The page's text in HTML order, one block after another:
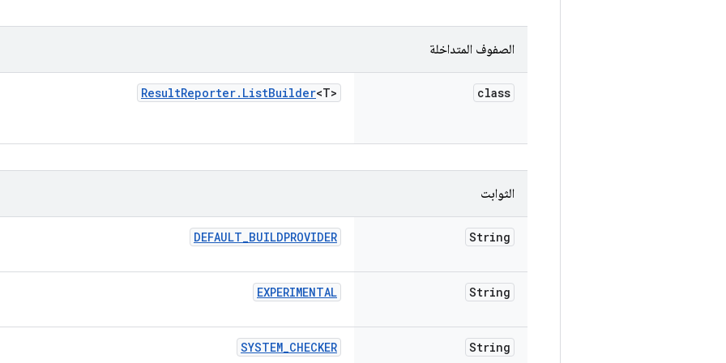
الصفوف المتداخلة
class
ResultReporter. ListBuilder<T>
الثوابت
String
DEFAULT_BUILDPROVIDER
String
EXPERIMENTAL
String
SYSTEM_CHECKER